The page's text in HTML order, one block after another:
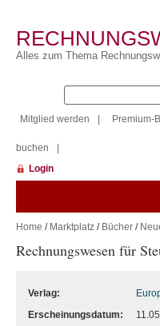
Alles zum Thema
Mitglied werden Premium-
buchen
Login
Home / Marktplatz / Bücher /
Rechnungswesen für
Verlag:
Erscheinungsdatum: